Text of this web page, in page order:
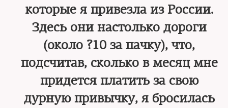
которые я привезла из России.
Здесь они настолько дороги
(около ?10 за пачку), что,
подсчитав, сколько в месяц мне
придется платить за свою
дурную привычку, я бросилась